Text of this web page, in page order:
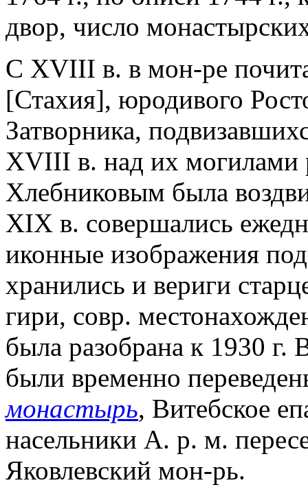
двор, число
С XVIII в. в мон-ре
[Стахия], юродивого
Затворника,
XVIII в. над их могилами
Хлебниковым была
XIX в. совершались
иконные изображения
хранились и вериги
гири, совр.
была разобрана к 1930
были временно
монастырь, Витебское
насельники А. р. м.
Яковлевский мон-рь.